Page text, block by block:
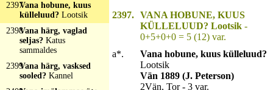
2397Vana hobune, kuus
külleluud? Lootsik
2398Vana härg, vaglad
seljas? Katus
sammaldes
2399Vana härg, vasksed
sooled? Kannel
2397. VANA HOBUNE, KUUS
KÜLLELUUD? Lootsik -
0+5+0+0 = 5 (12) var.
a*.
Vana hobune, kuus külleluud?
Lootsik
Vän 1889 (J. Peterson)
2Vän, Tor - 3 var.